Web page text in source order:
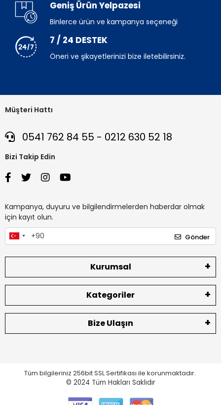
Geniş Ürün Yelpazesi
Binlerce ürün ve kampanya seçeneği
7 / 24 DESTEK
Öneri ve şikayetlerinizi bize iletebilirsiniz.
Müşteri Hattı
0541 762 84 55 - 0212 630 52 18
Bizi Takip Edin
Kampanya, duyuru ve bilgilendirmelerden haberdar olmak
için kayıt olun.
Gönder
Kurumsal
Kategoriler
Bize Ulaşın
Tüm bilgileriniz 256bit SSL Sertifikası ile korunmaktadır.
© 2024 Tüm Hakları Saklıdır